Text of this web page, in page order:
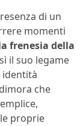
di un
momenti
frenesia della
il suo legame
identità
che
proprie